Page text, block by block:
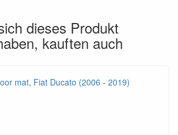
dieses Produkt
kauften auch